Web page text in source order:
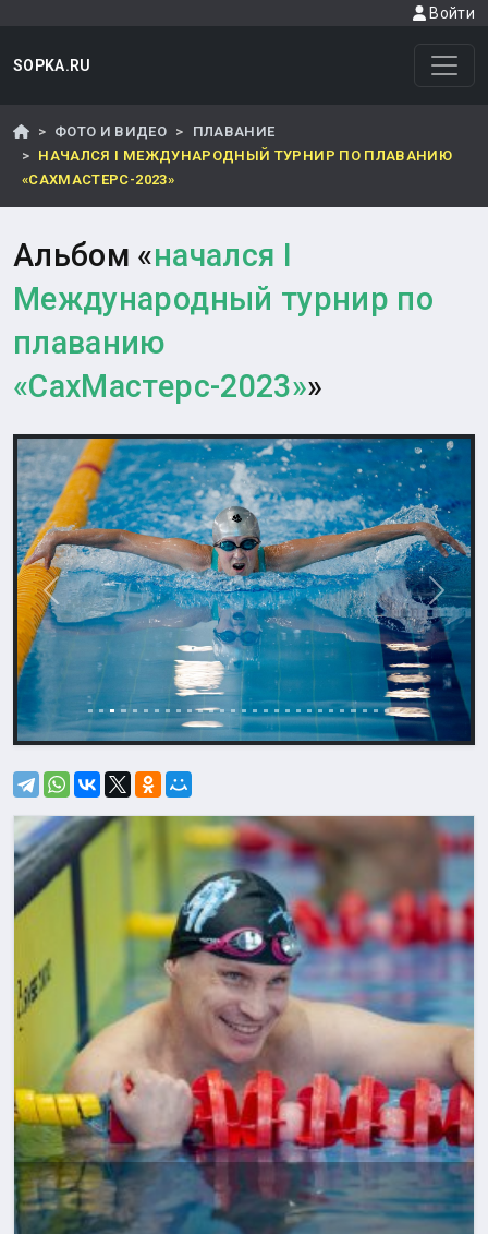
Войти
SOPKA.RU
ФОТО И ВИДЕО
ПЛАВАНИЕ
НАЧАЛСЯ I МЕЖДУНАРОДНЫЙ ТУРНИР ПО ПЛАВАНИЮ
«САХМАСТЕРС-2023»
Альбом «начался I
Международный турнир по
плаванию
«СахМастерс-2023»»
Назад